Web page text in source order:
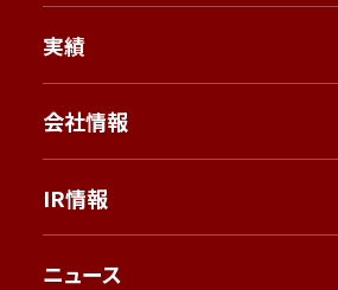
実績
会社情報
IR情報
ニュース